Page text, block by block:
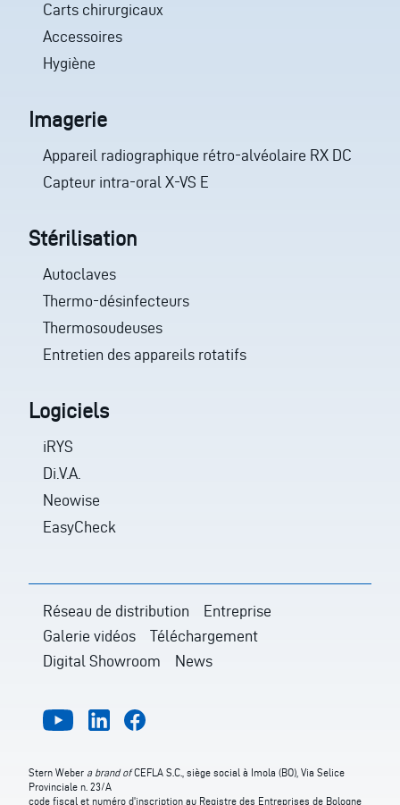
Carts chirurgicaux
Accessoires
Hygiène
Imagerie
Appareil radiographique rétro-alvéolaire RX DC
Capteur intra-oral X-VS E
Stérilisation
Autoclaves
Thermo-désinfecteurs
Thermosoudeuses
Entretien des appareils rotatifs
Logiciels
iRYS
Di.V.A.
Neowise
EasyCheck
Réseau de distribution
Entreprise
Galerie vidéos
Téléchargement
Digital Showroom
News
Stern Weber a brand ofCEFLA S.C., siège social à Imola (BO), Via Selice
Provinciale n. 23/A
code fiscal et numéro d'inscription au Registre des Entreprises de Bologne